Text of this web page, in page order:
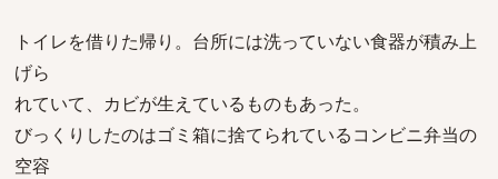
トイレを借りた帰り。台所には洗っていない食器が積み上
げら
れていて、カビが生えているものもあった。
びっくりしたのはゴミ箱に捨てられているコンビニ弁当の
空容